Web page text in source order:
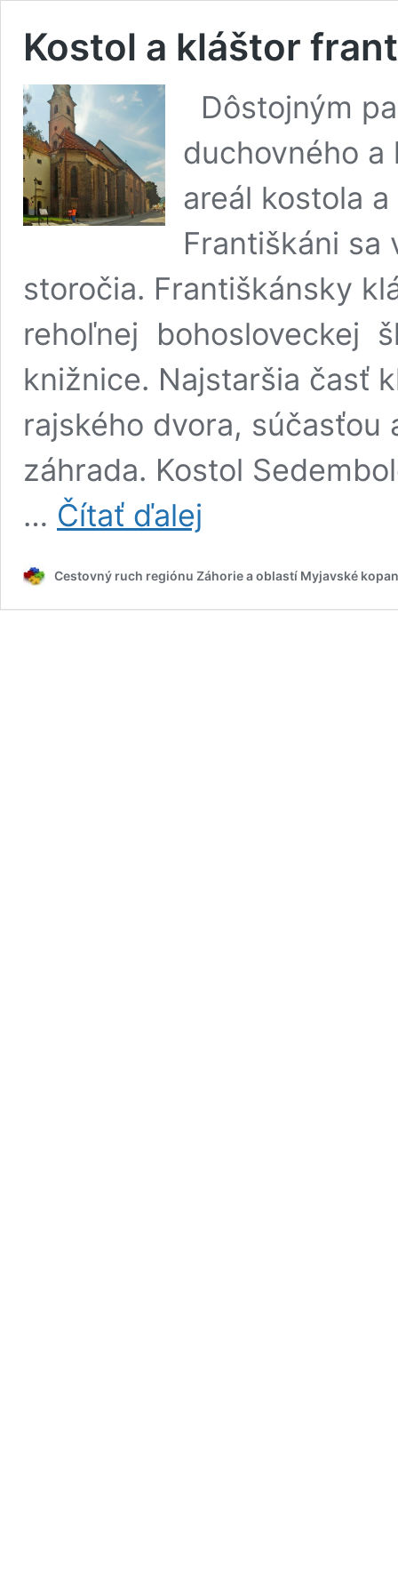
Kostol a kláštor
Dôstojným
duchovného
areál kostola
Františkáni sa
storočia. Františkánsky
rehoľnej bohosloveckej
knižnice. Najstaršia časť
rajského dvora, súčasťou
záhrada. Kostol
… Čítať ďalej
v
Cestovný ruch regiónu Záhorie a oblastí Myjavské